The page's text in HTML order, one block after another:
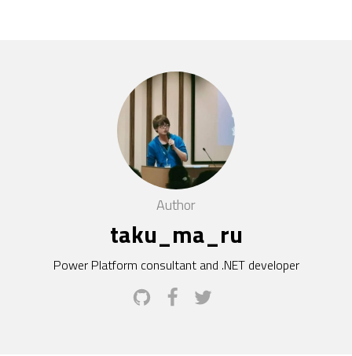
Author
taku_ma_ru
Power Platform consultant and .NET developer